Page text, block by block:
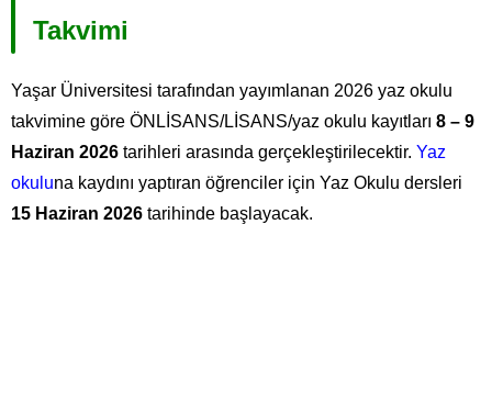
Takvimi
Yaşar Üniversitesi tarafından yayımlanan 2026 yaz okulu
takvimine göre ÖNLİSANS/LİSANS/yaz okulu kayıtları 8 – 9
Haziran 2026 tarihleri arasında gerçekleştirilecektir. Yaz
okuluna kaydını yaptıran öğrenciler için Yaz Okulu dersleri
15 Haziran 2026 tarihinde başlayacak.